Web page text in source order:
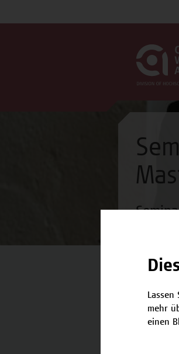
mehr
einen